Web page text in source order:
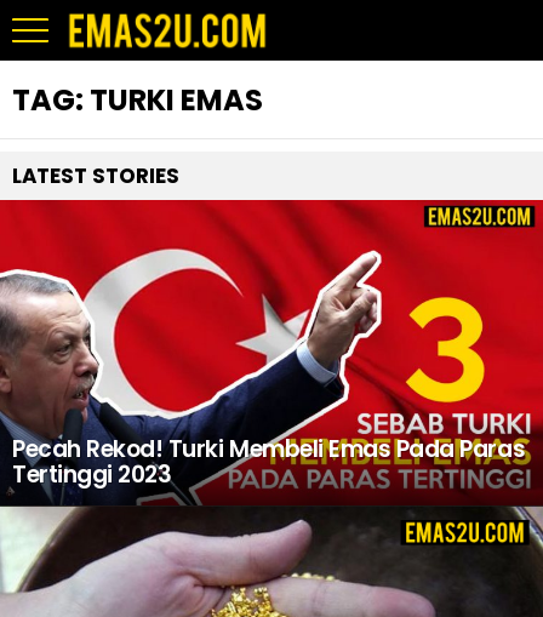
TAG: TURKI EMAS
LATEST STORIES
Pecah Rekod! Turki Membeli Emas Pada Paras
Tertinggi 2023